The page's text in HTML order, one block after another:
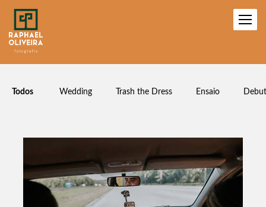
Todos Wedding Trash the Dress Ensaio